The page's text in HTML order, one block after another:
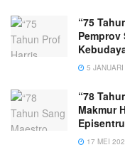
“75
Pemprov
5
“78
Makmur
17 MEI